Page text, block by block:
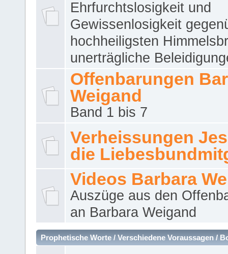
Ehrfurchtslosigkeit und
Gewissenlosigkeit
hochheiligsten
unerträgliche
Offenbarungen
Weigand
Band 1 bis 7
Verheissungen
die
Videos Barbara
Auszüge aus den
an Barbara Weigand
Prophetische Worte / Verschiedene Voraussagen /